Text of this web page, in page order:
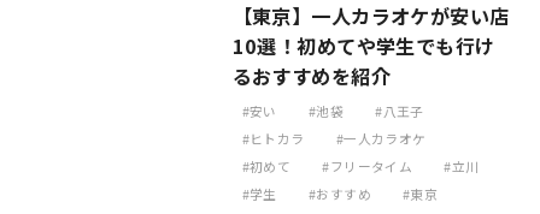
【東京】一人カラオケが安い店
10選！初めてや学生でも行け
るおすすめを紹介
安い 池袋
八王子
ヒトカラ
一人カラオケ
初めて
フリータイム
立川
学生
おすすめ 東京